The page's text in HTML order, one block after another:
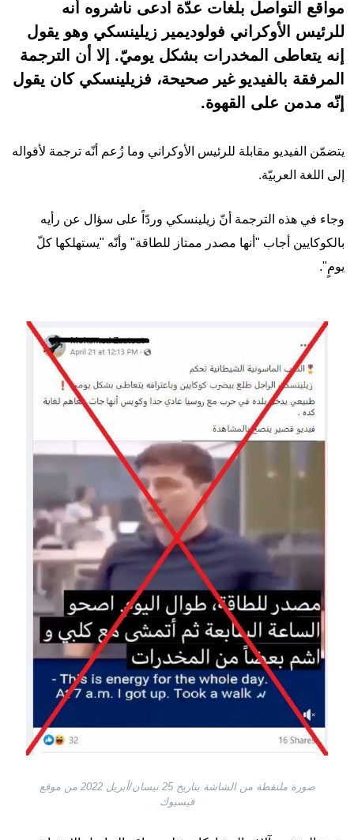
مواقع التواصل بلغات عدّة ادعى ناشروه أنه
للرئيس الأوكراني فولوديمير زيلينسكي وهو يقول
إنه يتعاطى المخدرات بشكل يوميّ. إلا أن الترجمة
المرفقة بالفيديو غير صحيحة، فزيلينسكي كان يقول
إنّه مدمن على القهوة.
يتضمّن الفيديو مقابلة للرئيس الأوكراني وما زُعم أنّه ترجمة لأقواله
إلى اللغة العربيّة.
وجاء في هذه الترجمة أنّ زيلينسكي وردّاً على سؤال عن رأيه
بالكوكايين أجاب "أنها مصدر ممتاز للطاقة" وأنّه "يستهلكها كلّ
يومٍ".
Image
صورة ملتقطة من الشاشة بتاريخ 25 نيسان/أبريل 2022 من موقع
فيسبوك